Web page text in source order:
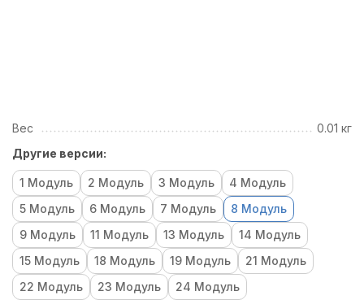
Вес
0.01 кг
Другие версии:
1 Модуль 2 Модуль 3 Модуль
4 Модуль
5 Модуль
6 Модуль 7 Модуль
8 Модуль
9 Модуль
11 Модуль 13 Модуль
14 Модуль
15 Модуль
18 Модуль 19 Модуль
21 Модуль
22 Модуль
23 Модуль 24 Модуль